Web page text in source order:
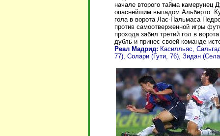
начале второго тайма камерунец
опаснейшим выпадом Альберто.
гола в ворота Лас-Пальмаса
против самоотверженной игры
прохода забил третий гол в
дубль и принес своей команде
Реал Мадрид: Касилльяс,
77), Солари (Гути, 76), Зидан